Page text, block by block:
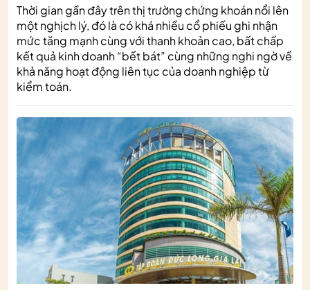
Thời gian gần đây trên thị trường chứng khoán nổi lên
một nghịch lý, đó là có khá nhiều cổ phiếu ghi nhận
mức tăng mạnh cùng với thanh khoản cao, bất chấp
kết quả kinh doanh “bết bát” cùng những nghi ngờ về
khả năng hoạt động liên tục của doanh nghiệp từ
kiểm toán.